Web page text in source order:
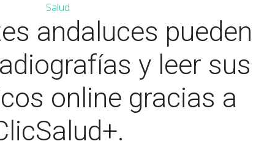
Salud
andaluces pueden
y leer sus
online gracias a